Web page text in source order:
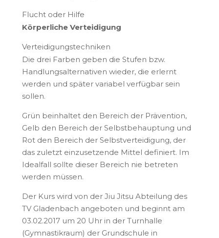
Flucht oder Hilfe
Körperliche Verteidigung
Verteidigungstechniken
Die drei Farben geben die Stufen bzw.
Handlungsalternativen wieder, die erlernt
werden und später variabel verfügbar sein
sollen.
Grün beinhaltet den Bereich der Prävention,
Gelb den Bereich der Selbstbehauptung und
Rot den Bereich der Selbstverteidigung, der
das zuletzt einzusetzende Mittel definiert. Im
Idealfall sollte dieser Bereich nie betreten
werden müssen.
Der Kurs wird von der Jiu Jitsu Abteilung des
TV Gladenbach angeboten und beginnt am
03.02.2017 um 20 Uhr in der Turnhalle
(Gymnastikraum) der Grundschule in